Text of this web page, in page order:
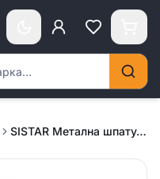
SISTAR Метална шпатула 120х100мм